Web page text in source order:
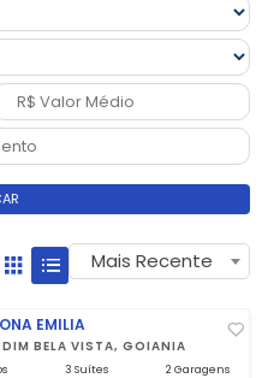
Mais Recente
EMILIA
BELA VISTA, GOIANIA
3 Suítes 2 Garagens